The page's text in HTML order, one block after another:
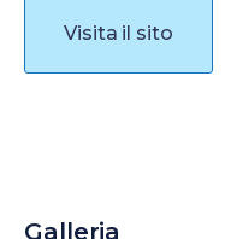
Visita il sito
Galleria